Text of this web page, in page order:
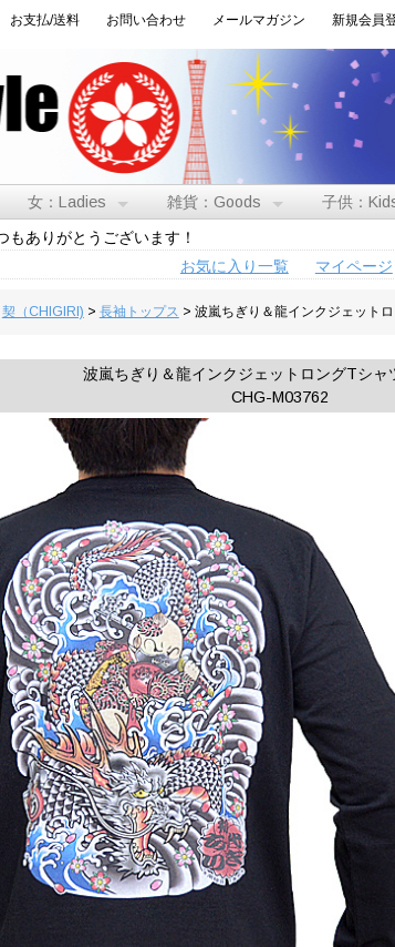
お支払/送料 お問い合わせ メールマガジン 新規会員
女：Ladies 雑貨：Goods 子供：
ありがとうございます！
お気に入り一覧
マイページ
契（CHIGIRI) > 長袖トップス > 波嵐ちぎり＆龍インクジェット
波嵐ちぎり＆龍インクジェットロングTシ
CHG-M03762